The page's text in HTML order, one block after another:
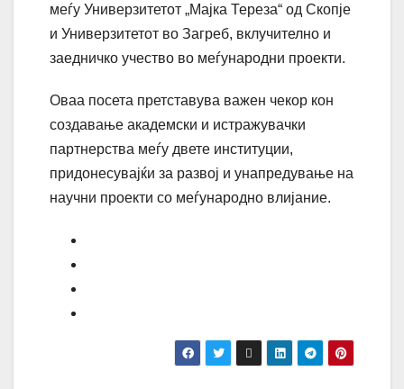
меѓу Универзитетот „Мајка Тереза“ од Скопје
и Универзитетот во Загреб, вклучително и
заедничко учество во меѓународни проекти.
Оваа посета претставува важен чекор кон
создавање академски и истражувачки
партнерства меѓу двете институции,
придонесувајќи за развој и унапредување на
научни проекти со меѓународно влијание.